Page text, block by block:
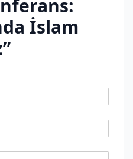
İslam